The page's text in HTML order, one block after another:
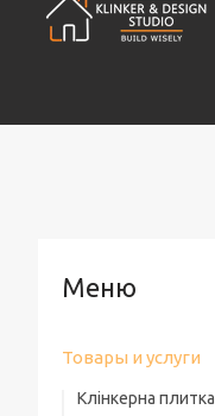
Товары и услуги
Клінкерна плитка